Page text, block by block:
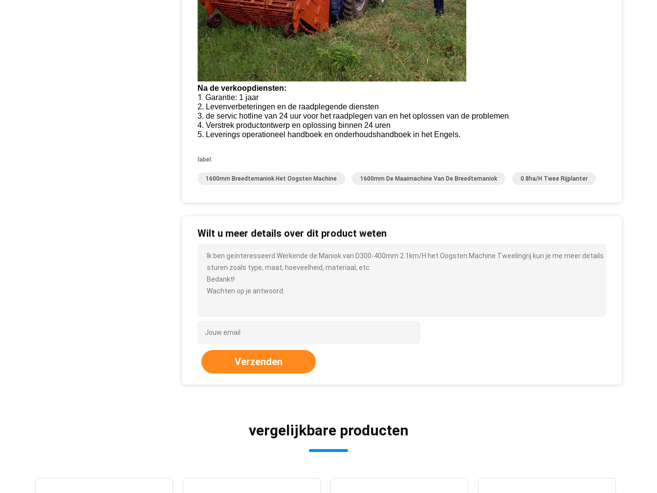
Na de verkoopdiensten:
1. Garantie: 1 jaar
2. Levenverbeteringen en de raadplegende diensten
3. de servic hotline van 24 uur voor het raadplegen van en het oplossen van de problemen
4. Verstrek productontwerp en oplossing binnen 24 uren
5. Leverings operationeel handboek en onderhoudshandboek in het Engels.
label:
1600mm Breedtemaniok Het Oogsten Machine 1600mm De Maaimachine Van De Breedtemaniok 0.8ha/h Twee Rijplanter
Wilt u meer details over dit product weten
Ik ben geïnteresseerd Werkende de Maniok van D300-400mm 2.1km/H het Oogsten Machine Tweelingrij kun je me meer details
sturen zoals type, maat, hoeveelheid, materiaal, etc.
Bedankt!
Wachten op je antwoord.
Verzenden
vergelijkbare producten